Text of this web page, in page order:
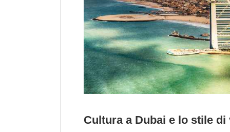
Cultura a Dubai e lo stile di